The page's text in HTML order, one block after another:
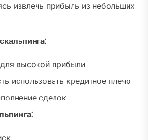
извлечь прибыль из небольших
высокой прибыли
использовать кредитное плечо
сделок